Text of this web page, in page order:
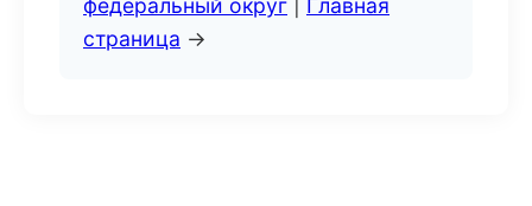
федеральный округ
Главная
страница →